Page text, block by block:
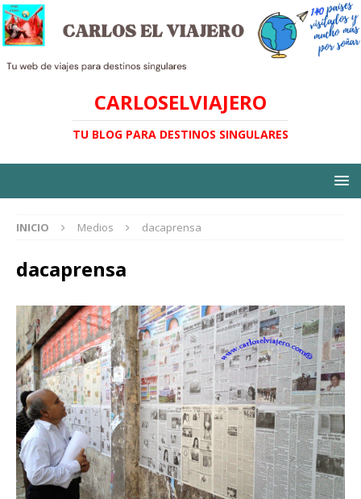
CARLOSELVIAJERO
TU BLOG PARA DESTINOS SINGULARES
INICIO Medios dacaprensa
dacaprensa